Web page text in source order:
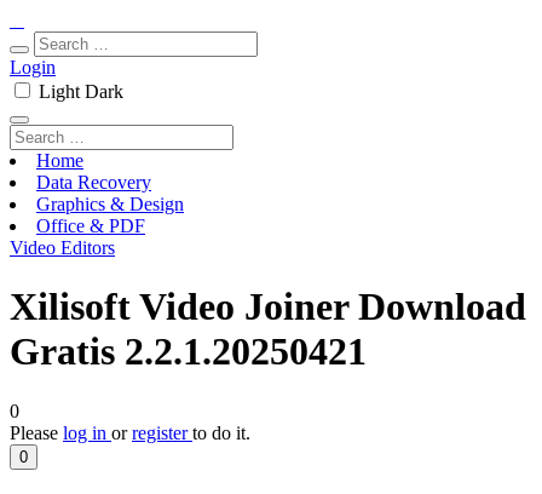
Login
Light Dark
Home
Data Recovery
Graphics & Design
Office & PDF
Video Editors
Xilisoft Video Joiner Download
Gratis 2.2.1.20250421
0
Please log in orregisterto do it.
0